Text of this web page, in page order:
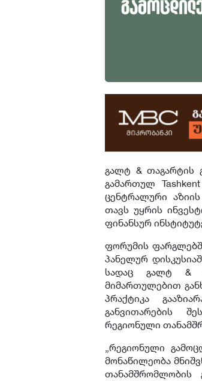
გალტ & თაგარტის
გამართულ
ცენტრალური
თავს უყრის
ფინანსურ
ფორუმის
პანელურ
სადაც გალტ &
მიმართულებით
პრაქტიკა
განვითარების
რეგიონული
„რეგიონული
მონაწილეობა
თანამშრომლობის